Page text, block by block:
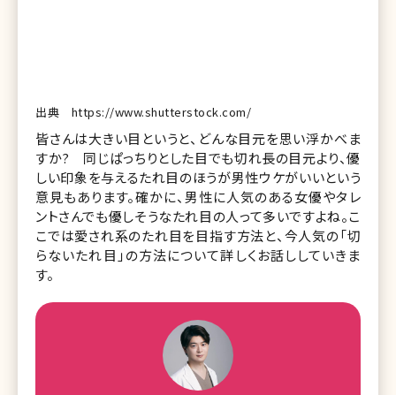
出典 https://www.shutterstock.com/
皆さんは大きい目というと、どんな目元を思い浮かべま
すか? 同じぱっちりとした目でも切れ長の目元より、優
しい印象を与えるたれ目のほうが男性ウケがいいという
意見もあります。確かに、男性に人気のある女優やタレ
ントさんでも優しそうなたれ目の人って多いですよね。こ
こでは愛され系のたれ目を目指す方法と、今人気の「切
らないたれ目」の方法について詳しくお話ししていきま
す。